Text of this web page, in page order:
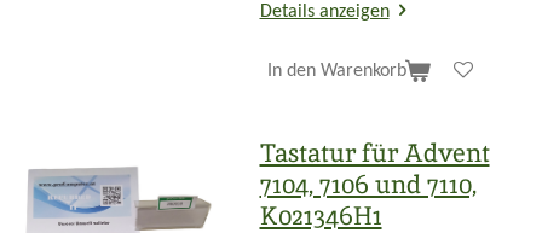
Details anzeigen
In den Warenkorb
Tastatur für Advent
7104, 7106 und 7110,
K021346H1